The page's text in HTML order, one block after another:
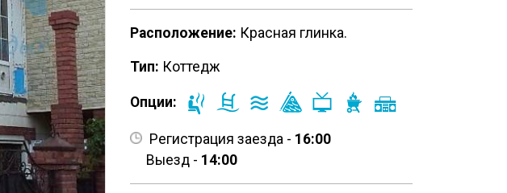
Расположение: Красная глинка.
Тип: Коттедж
Опции:
Регистрация заезда - 16:00
Выезд - 14:00